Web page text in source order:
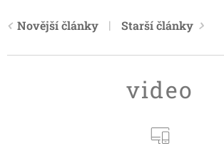
adventní
neděle
po
svatém
Krista
Krále
svatém
Duchu -
mezidobí)
Novější články Starší články
video